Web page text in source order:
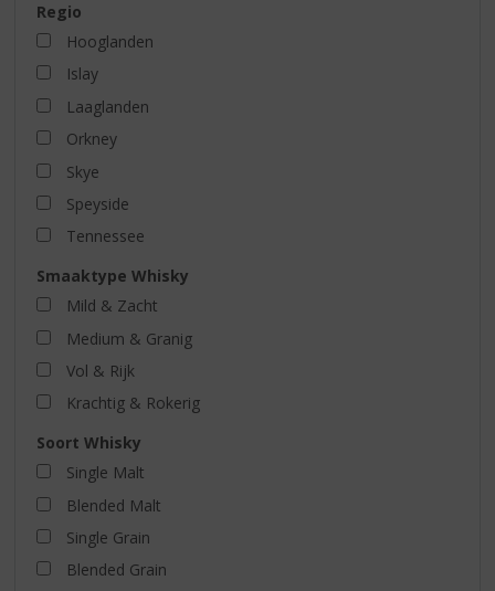
Regio
Hooglanden
Islay
Laaglanden
Orkney
Skye
Speyside
Tennessee
Smaaktype Whisky
Mild & Zacht
Medium & Granig
Vol & Rijk
Krachtig & Rokerig
Soort Whisky
Single Malt
Blended Malt
Single Grain
Blended Grain